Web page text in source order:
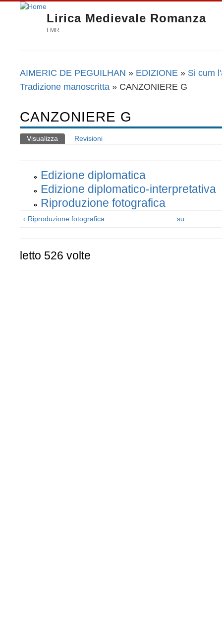
Lirica Medievale Romanza
LMR
Tu sei qui
AIMERIC DE PEGUILHAN » EDIZIONE » Si cum
Tradizione manoscritta » CANZONIERE G
CANZONIERE G
Schede primarie
Visualizza (scheda attiva)
Revisioni
Edizione diplomatica
Edizione diplomatico-interpretativa
Riproduzione fotografica
‹ Riproduzione fotografica su
letto 526 volte